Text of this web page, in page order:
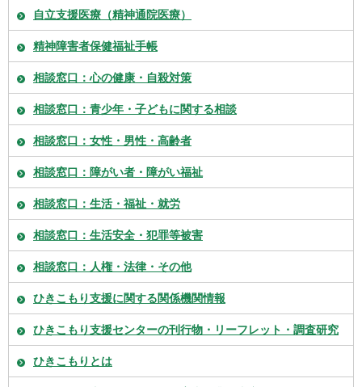
自立支援医療（精神通院医療）
精神障害者保健福祉手帳
相談窓口：心の健康・自殺対策
相談窓口：青少年・子どもに関する相談
相談窓口：女性・男性・高齢者
相談窓口：障がい者・障がい福祉
相談窓口：生活・福祉・就労
相談窓口：生活安全・犯罪等被害
相談窓口：人権・法律・その他
ひきこもり支援に関する関係機関情報
ひきこもり支援センターの刊行物・リーフレット・調査研究
ひきこもりとは